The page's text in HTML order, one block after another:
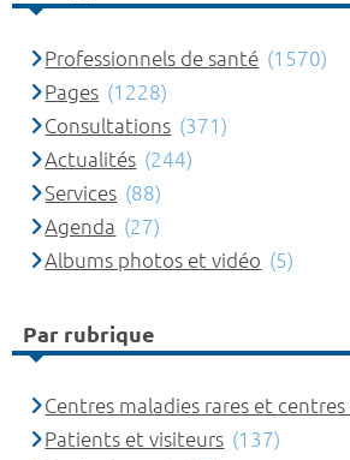
Professionnels de santé (1570)
Pages (1228)
Consultations (371)
Actualités (244)
Services (88)
Agenda (27)
Albums photos et vidéo (5)
Par rubrique
Centres maladies rares et
Patients et visiteurs (137)